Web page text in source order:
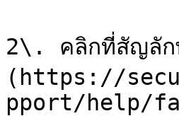
2\. คลิกที่สัญลั
(https://
pport/help/